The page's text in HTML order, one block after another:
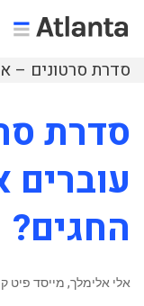
סדרת סרטונים –
סדרת
החגים?
אלי אלימלך, מייסד פיט